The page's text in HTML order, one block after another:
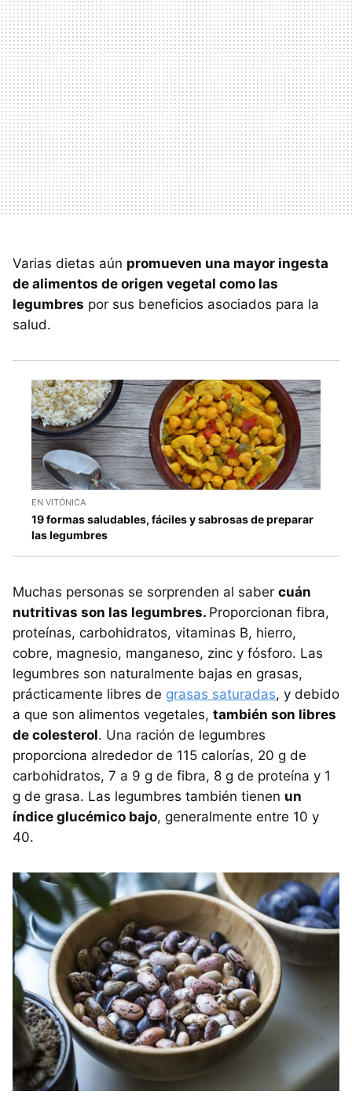
Varias dietas aún promueven una mayor ingesta
de alimentos de origen vegetal como las
legumbres por sus beneficios asociados para la
salud.
EN VITÓNICA
19 formas saludables, fáciles y sabrosas de preparar
las legumbres
Muchas personas se sorprenden al saber cuán
nutritivas son las legumbres. Proporcionan fibra,
proteínas, carbohidratos, vitaminas B, hierro,
cobre, magnesio, manganeso, zinc y fósforo. Las
legumbres son naturalmente bajas en grasas,
prácticamente libres de grasas saturadas, y debido
a que son alimentos vegetales, también son libres
de colesterol. Una ración de legumbres
proporciona alrededor de 115 calorías, 20 g de
carbohidratos, 7 a 9 g de fibra, 8 g de proteína y 1
g de grasa. Las legumbres también tienen un
índice glucémico bajo, generalmente entre 10 y
40.